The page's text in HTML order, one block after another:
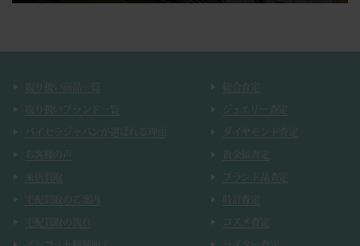
取り扱い商品一覧
取り扱いブランド一覧
バイセラジャパンが選ばれる理由
お客様の声
来店買取
宅配買取のご案内
宅配買取の流れ
総合査定
ジュエリー査定
ダイヤモンド査定
貴金属査定
ブランド品査定
時計査定
コスメ査定